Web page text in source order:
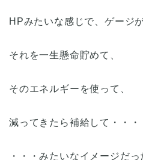
HPみたいな感じで、ゲージ
それを一生懸命貯めて、
そのエネルギーを使って、
減ってきたら補給して・・・
・・・みたいなイメージだっ